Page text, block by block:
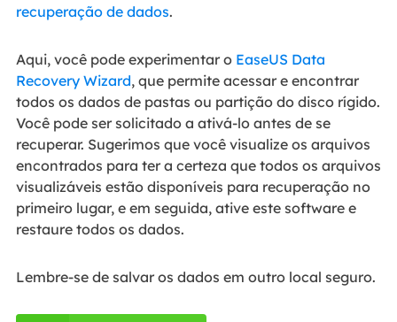
recuperação de dados.
Aqui, você pode experimentar o EaseUS Data
Recovery Wizard, que permite acessar e encontrar
todos os dados de pastas ou partição do disco rígido.
Você pode ser solicitado a ativá-lo antes de se
recuperar. Sugerimos que você visualize os arquivos
encontrados para ter a certeza que todos os arquivos
visualizáveis estão disponíveis para recuperação no
primeiro lugar, e em seguida, ative este software e
restaure todos os dados.
Lembre-se de salvar os dados em outro local seguro.